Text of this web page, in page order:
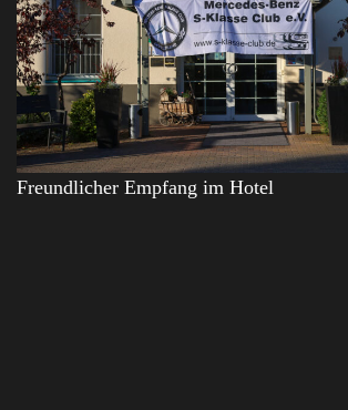
Freundlicher Empfang im Hotel